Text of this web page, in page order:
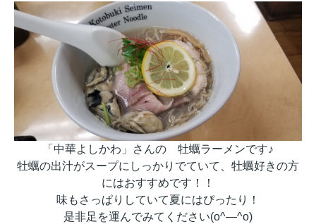
「中華よしかわ」さんの 牡蠣ラーメンです♪
牡蠣の出汁がスープにしっかりでていて、牡蠣好きの方
にはおすすめです！！
味もさっぱりしていて夏にはぴったり！
是非足を運んでみてください(o^―^o)